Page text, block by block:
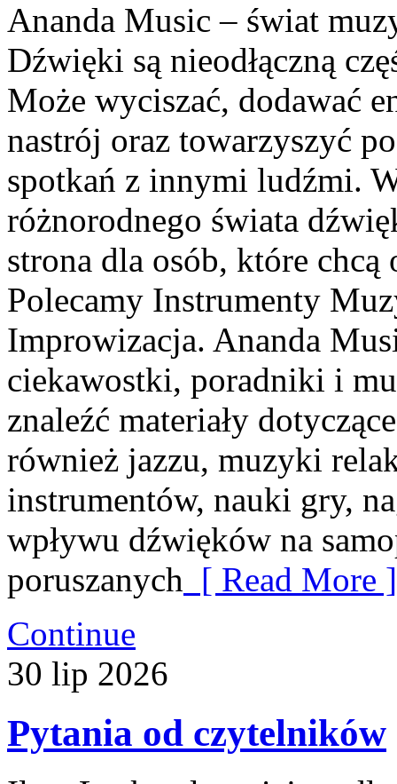
Ananda Music – świat
Dźwięki są nieodłączną
Może wyciszać, dodawać
nastrój oraz towarzyszyć
spotkań z innymi ludźmi.
różnorodnego świata
strona dla osób, które
Polecamy Instrumenty
Improwizacja. Ananda
ciekawostki, poradniki i
znaleźć materiały
również jazzu, muzyki
instrumentów, nauki gry,
wpływu dźwięków na
poruszanych [ Read More ]
Continue
30 lip 2026
Pytania od czytelników